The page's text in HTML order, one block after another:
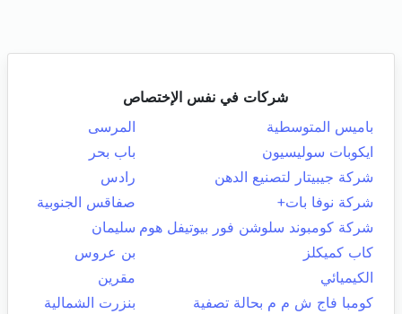
شركات في نفس الإختصاص
باميس المتوسطية
المرسى
ايكوبات سوليسيون
باب بحر
شركة جيبيتار لتصنيع الدهن
رادس
شركة نوفا بات+
صفاقس الجنوبية
شركة كومبوند سلوشن فور بيوتيفل هوم سليمان
كاب كميكلز
بن عروس
الكيميائي
مقرين
كومبا فاج ش م م بحالة تصفية
بنزرت الشمالية